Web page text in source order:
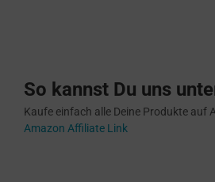
So kannst Du uns
Kaufe einfach alle Deine Produkte auf
Amazon Affiliate Link